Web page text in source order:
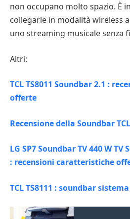
non occupano molto spazio. È
collegarle in modalità wireless
uno streaming musicale senza
Altri:
TCL TS8011 Soundbar 2.1 :
offerte
Recensione della Soundbar
LG SP7 Soundbar TV 440 W
: recensioni caratteristiche
TCL TS8111 : soundbar